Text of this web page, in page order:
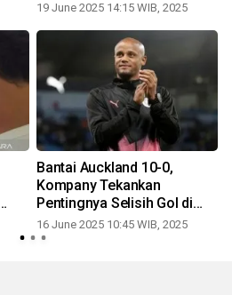
19 June 2025 14:15 WIB, 2025
Bantai Auckland 10-0,
Kompany Tekankan
Pentingnya Selisih Gol di
Grup Berat
16 June 2025 10:45 WIB, 2025